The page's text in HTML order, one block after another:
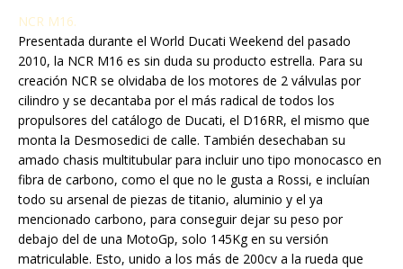
NCR M16.
Presentada durante el World Ducati Weekend del pasado
2010, la NCR M16 es sin duda su producto estrella. Para su
creación NCR se olvidaba de los motores de 2 válvulas por
cilindro y se decantaba por el más radical de todos los
propulsores del catálogo de Ducati, el D16RR, el mismo que
monta la Desmosedici de calle. También desechaban su
amado chasis multitubular para incluir uno tipo monocasco en
fibra de carbono, como el que no le gusta a Rossi, e incluían
todo su arsenal de piezas de titanio, aluminio y el ya
mencionado carbono, para conseguir dejar su peso por
debajo del de una MotoGp, solo 145Kg en su versión
matriculable. Esto, unido a los más de 200cv a la rueda que